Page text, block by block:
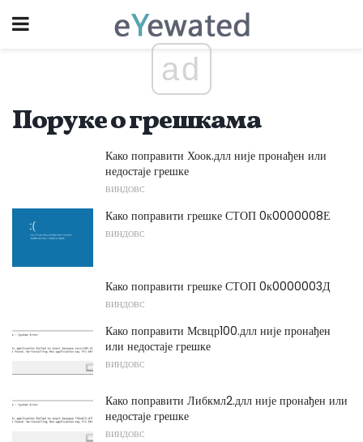
ad
Поруке о грешкама
Како поправити Хоок.длл није пронађен или
недостаје грешке
ВИНДОВС
Како поправити грешке СТОП 0к0000008Е
ВИНДОВС
Како поправити грешке СТОП 0к0000003Д
ВИНДОВС
Како поправити Мсвцр100.длл није пронађен
или недостаје грешке
ВИНДОВС
Како поправити Либкмл2.длл није пронађен или
недостаје грешке
ВИНДОВС